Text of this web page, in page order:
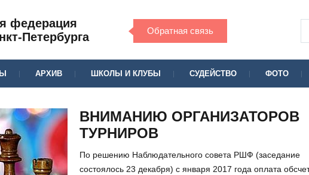
федерация
Петербурга
Обратная связь
АРХИВ ШКОЛЫ И КЛУБЫ СУДЕЙСТВО ФОТО
ВНИМАНИЮ ОРГАНИЗАТОРОВ
ТУРНИРОВ
По решению Наблюдательного совета РШФ (заседание
состоялось 23 декабря) с января 2017 года оплата